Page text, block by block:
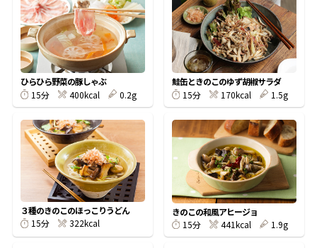
サッと鍋® 楽チン鍋®
かつお節レシピ
めんつゆレシピ
割烹白だしレシピ
レシピ特設サイト
割烹白だしレシピ特集
だし巻き卵特集
だしコミュ
ひらひら野菜の豚しゃぶ
15分
400kcal 0.2g
鮭缶ときのこのゆず胡椒サラダ
15分
170kcal 1.5g
３種のきのこのほっこりうどん
15分
322kcal
きのこの和風アヒージョ
15分
441kcal 1.9g